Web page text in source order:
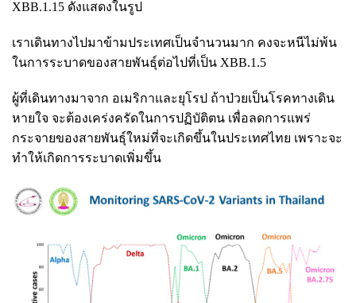
XBB.1.15 ดังแสดงในรูป
เราเดินทางไปมาข้ามประเทศเป็นจำนวนมาก คงจะหนีไม่พ้น
ในการระบาดของสายพันธุ์ต่อไปที่เป็น XBB.1.5
ผู้ที่เดินทางมาจาก อเมริกาและยุโรป ถ้าป่วยเป็นโรคทางเดิน
หายใจ จะต้องเคร่งครัดในการปฏิบัติตน เพื่อลดการแพร่
กระจายของสายพันธุ์ใหม่ที่จะเกิดขึ้นในประเทศไทย เพราะจะ
ทำให้เกิดการระบาดเพิ่มขึ้น